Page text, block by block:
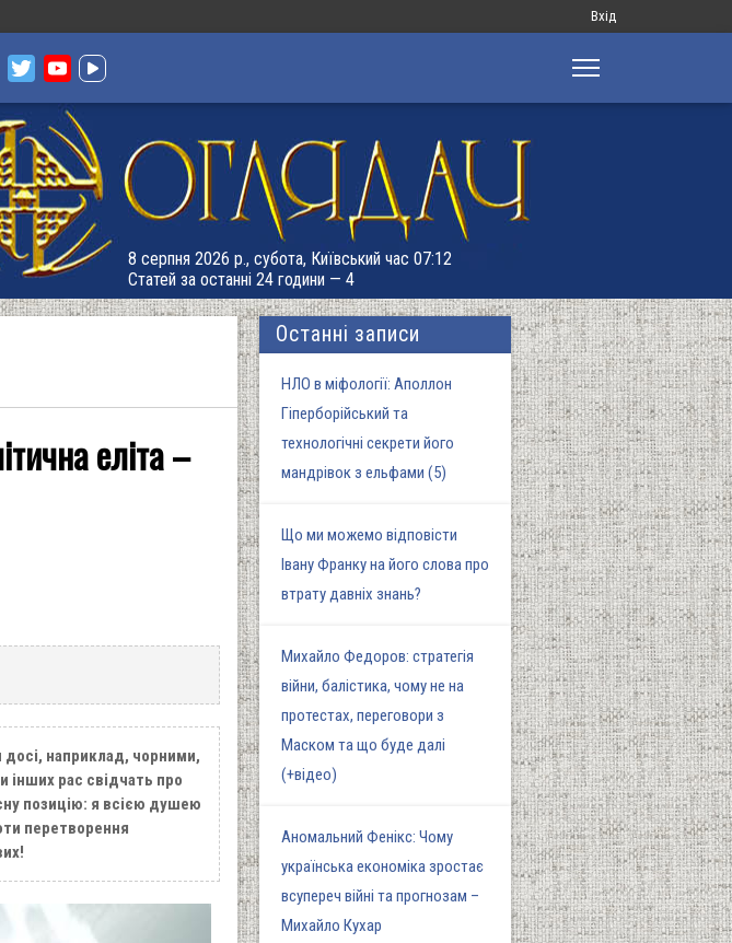
Меню
запису
Вхід
8 серпня 2026 р., субота, Київський час 07:12
Статей за останні 24 години — 4
еліта –
досі, наприклад, чорними,
рас свідчать про
позицію: я всією душею
перетворення
Останні записи
НЛО в міфології: Аполлон
Гіперборійський та
технологічні секрети його
мандрівок з ельфами (5)
Що ми можемо відповісти
Івану Франку на його слова про
втрату давніх знань?
Михайло Федоров: стратегія
війни, балістика, чому не на
протестах, переговори з
Маском та що буде далі
(+відео)
Аномальний Фенікс: Чому
українська економіка зростає
всупереч війні та прогнозам –
Михайло Кухар